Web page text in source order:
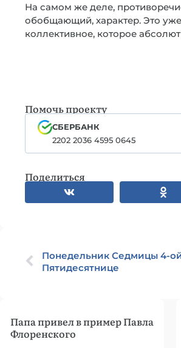
На самом же деле,
обобщающий, характер. Это
коллективное, которое
Помочь проекту
СБЕРБАНК
2202 2036 4595 0645
Поделиться
Понедельник Седмицы 4-
Пятидесятнице
Папа привел в пример Павла
Флоренского